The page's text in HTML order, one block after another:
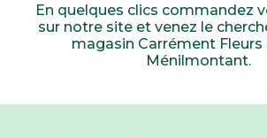
En quelques clics commandez
sur notre site et venez le
magasin Carrément Fleurs
Ménilmontant.